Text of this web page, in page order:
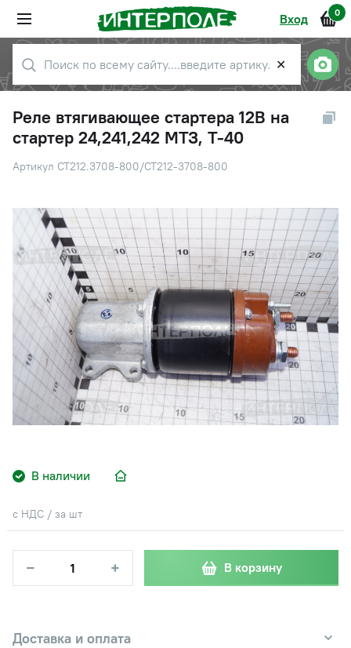
Вход 0
✕
Реле втягивающее стартера 12В на
стартер 24,241,242 МТЗ, Т-40
Артикул СТ212.3708-800/СТ212-3708-800
В наличии
с НДС / за шт
− + В корзину
Доставка и оплата